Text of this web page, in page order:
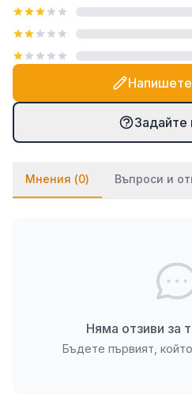
посредством закачалка
включена в комплекта.
се монтират на стената
двойнозалепващо се
върху стена с тапет,
и няколко капки лепило
бързозалепящо лепило
Задайте
Мнения (0) Въпроси и
Няма отзиви за
Бъдете първият,